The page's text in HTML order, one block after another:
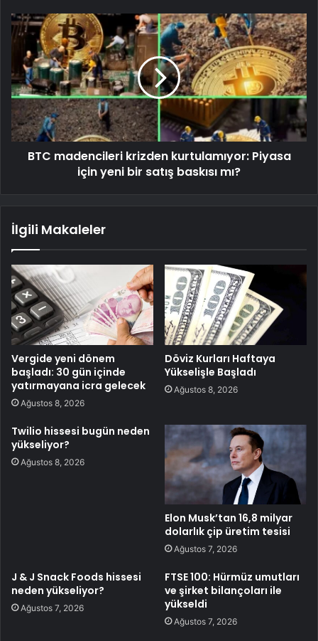
BTC madencileri krizden kurtulamıyor: Piyasa
için yeni bir satış baskısı mı?
İlgili Makaleler
Vergide yeni dönem
başladı: 30 gün içinde
yatırmayana icra gelecek
Ağustos 8, 2026
Döviz Kurları Haftaya
Yükselişle Başladı
Ağustos 8, 2026
Twilio hissesi bugün neden
yükseliyor?
Ağustos 8, 2026
Elon Musk’tan 16,8 milyar
dolarlık çip üretim tesisi
Ağustos 7, 2026
J & J Snack Foods hissesi
neden yükseliyor?
Ağustos 7, 2026
FTSE 100: Hürmüz umutları
ve şirket bilançoları ile
yükseldi
Ağustos 7, 2026